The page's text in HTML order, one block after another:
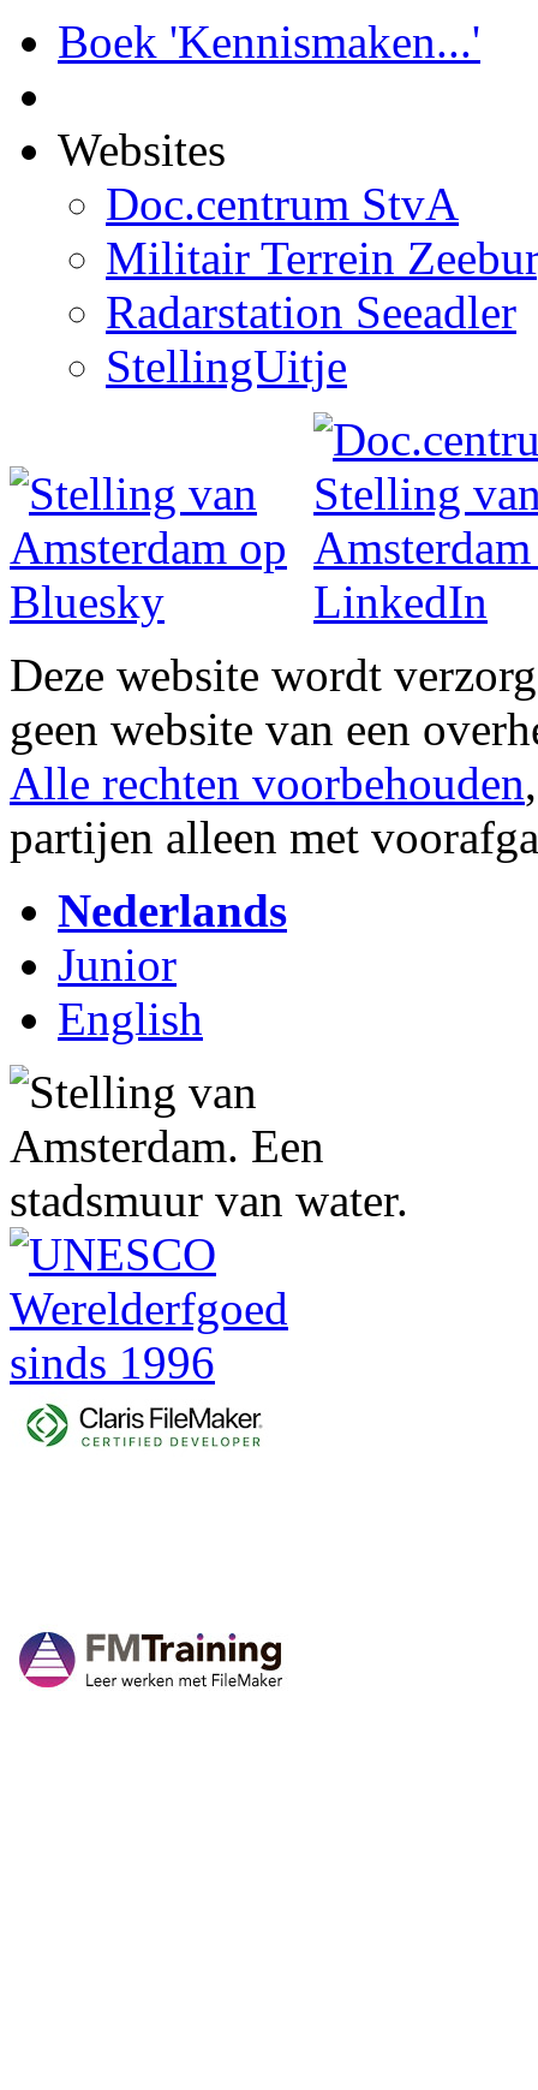
Boek 'Kennismaken...'
Websites
Doc.centrum StvA
Militair Terrein
Radarstation Seeadler
StellingUitje
Deze website wordt
geen website van een
Alle rechten voorbehouden
partijen alleen met
Nederlands
Junior
English